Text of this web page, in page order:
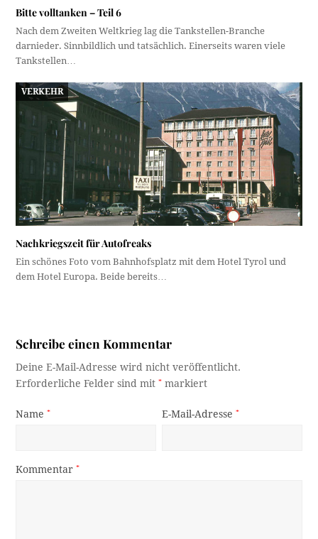
Bitte volltanken – Teil 6
Nach dem Zweiten Weltkrieg lag die Tankstellen-Branche
darnieder. Sinnbildlich und tatsächlich. Einerseits waren viele
Tankstellen…
VERKEHR
Nachkriegszeit für Autofreaks
Ein schönes Foto vom Bahnhofsplatz mit dem Hotel Tyrol und
dem Hotel Europa. Beide bereits…
Schreibe einen Kommentar
Deine E-Mail-Adresse wird nicht veröffentlicht.
Erforderliche Felder sind mit* markiert
Name* E-Mail-Adresse*
Kommentar*